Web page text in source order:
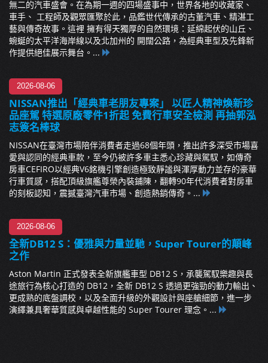
無二的汽車盛會。在為期一週的四場盛事中，世界各地的收藏家、
車手、 工程師及觀眾匯聚於此，品鑑世代傳承的古董汽車、精湛工
藝與傳奇故事。這裡 擁有得天獨厚的自然環境：延綿起伏的山丘、
蜿蜒的太平洋海岸線以及北加州的 開闊公路，為經典車型及先鋒新
作提供絕佳展示舞台。...
2026-08-06
NISSAN推出「經典車老朋友專案」 以匠人精神煥新珍
品座駕 特選原廠零件1折起 免費行車安全檢測 再抽郭泓
志簽名棒球
NISSAN在臺灣市場陪伴消費者走過68個年頭，推出許多深受市場喜
愛與認同的經典車款，至今仍被許多車主悉心珍藏與駕馭，如傳奇
房車CEFIRO以經典V6銘機引擎創造極致靜謐與渾厚動力並存的豪華
行車質感，搭配頂級旗艦尊榮內裝鋪陳，翻轉90年代消費者對房車
的刻板認知，震撼臺灣汽車市場、創造熱銷傳奇。...
2026-08-06
全新DB12 S：優雅與力量並馳，Super Tourer的顛峰
之作
Aston Martin 正式發表全新旗艦車型 DB12 S，承襲駕馭樂趣與長
途旅行為核心打造的 DB12，全新 DB12 S 透過更強勁的動力輸出、
更成熟的底盤調校，以及全面升級的外觀設計與座艙細節，進一步
演繹兼具奢華質感與卓越性能的 Super Tourer 理念。...